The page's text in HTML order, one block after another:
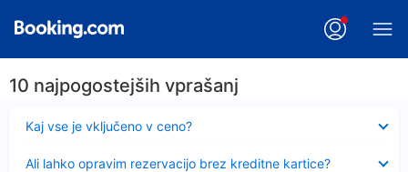
10 najpogostejših vprašanj
Kaj vse je vključeno v ceno?
Ali lahko opravim rezervacijo brez kreditne kartice?